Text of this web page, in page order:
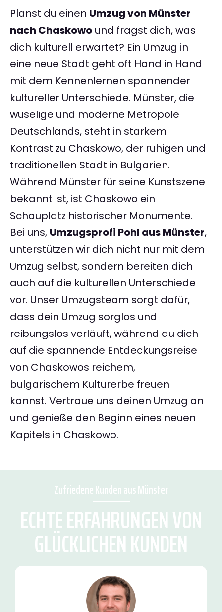
Planst du einen Umzug von Münster
nach Chaskowo und fragst dich, was
dich kulturell erwartet? Ein Umzug in
eine neue Stadt geht oft Hand in Hand
mit dem Kennenlernen spannender
kultureller Unterschiede. Münster, die
wuselige und moderne Metropole
Deutschlands, steht in starkem
Kontrast zu Chaskowo, der ruhigen und
traditionellen Stadt in Bulgarien.
Während Münster für seine Kunstszene
bekannt ist, ist Chaskowo ein
Schauplatz historischer Monumente.
Bei uns, Umzugsprofi Pohl aus Münster,
unterstützen wir dich nicht nur mit dem
Umzug selbst, sondern bereiten dich
auch auf die kulturellen Unterschiede
vor. Unser Umzugsteam sorgt dafür,
dass dein Umzug sorglos und
reibungslos verläuft, während du dich
auf die spannende Entdeckungsreise
von Chaskowos reichem,
bulgarischem Kulturerbe freuen
kannst. Vertraue uns deinen Umzug an
und genieße den Beginn eines neuen
Kapitels in Chaskowo.
Zufriedene Kunden aus Münster
ECHTE ERFAHRUNGEN VON
GLÜCKLICHEN KUNDEN